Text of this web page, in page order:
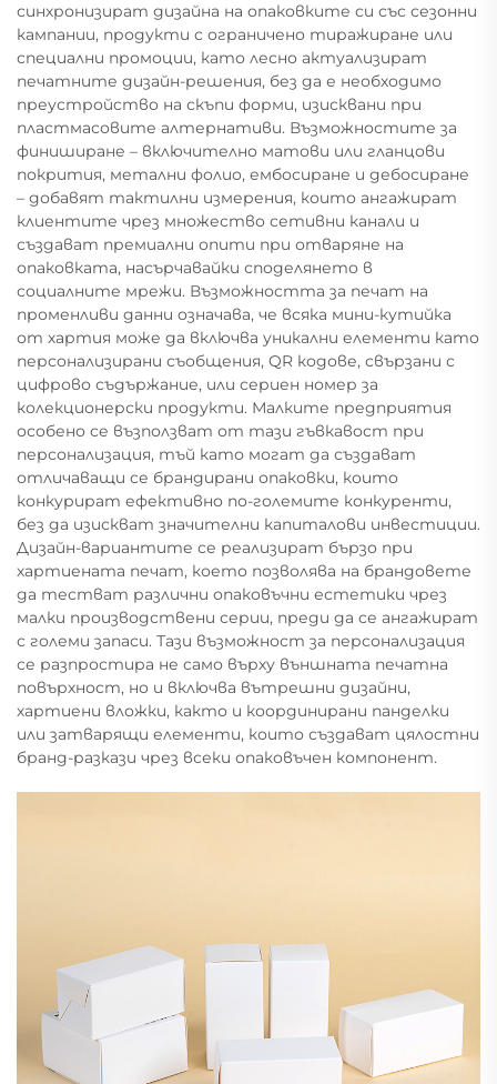
синхронизират дизайна на опаковките си със сезонни
кампании, продукти с ограничено тиражиране или
специални промоции, като лесно актуализират
печатните дизайн-решения, без да е необходимо
преустройство на скъпи форми, изисквани при
пластмасовите алтернативи. Възможностите за
финиширане – включително матови или гланцови
покрития, метални фолио, ембосиране и дебосиране
– добавят тактилни измерения, които ангажират
клиентите чрез множество сетивни канали и
създават премиални опити при отваряне на
опаковката, насърчавайки споделянето в
социалните мрежи. Възможността за печат на
променливи данни означава, че всяка мини-кутийка
от хартия може да включва уникални елементи като
персонализирани съобщения, QR кодове, свързани с
цифрово съдържание, или сериен номер за
колекционерски продукти. Малките предприятия
особено се възползват от тази гъвкавост при
персонализация, тъй като могат да създават
отличаващи се брандирани опаковки, които
конкурират ефективно по-големите конкуренти,
без да изискват значителни капиталови инвестиции.
Дизайн-вариантите се реализират бързо при
хартиената печат, което позволява на брандовете
да тестват различни опаковъчни естетики чрез
малки производствени серии, преди да се ангажират
с големи запаси. Тази възможност за персонализация
се разпростира не само върху външната печатна
повърхност, но и включва вътрешни дизайни,
хартиени вложки, както и координирани панделки
или затварящи елементи, които създават цялостни
бранд-разкази чрез всеки опаковъчен компонент.